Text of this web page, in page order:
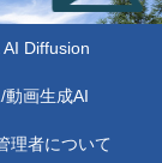
AI Diffusion
動画生成AI
理者について